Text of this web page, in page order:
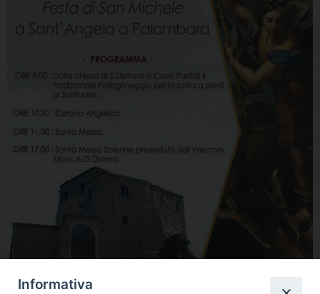
Informativa